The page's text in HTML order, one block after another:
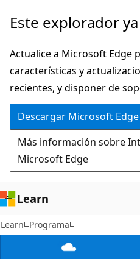
Ir
contenido
principal
Este explorador
Actualice a Microsoft Edge
características y
recientes, y disponer de
Descargar Microsoft Edge
Más información sobre
Microsoft Edge
Learn
Learn Programa